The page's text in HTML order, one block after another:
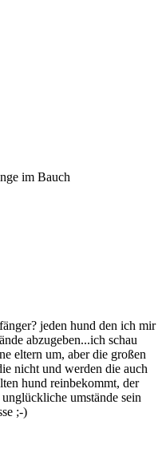
im Bauch
jeden hund den ich mir
abzugeben...ich schau
eltern um, aber die großen
nicht und werden die auch
hund reinbekommt, der
umstände sein
;-)